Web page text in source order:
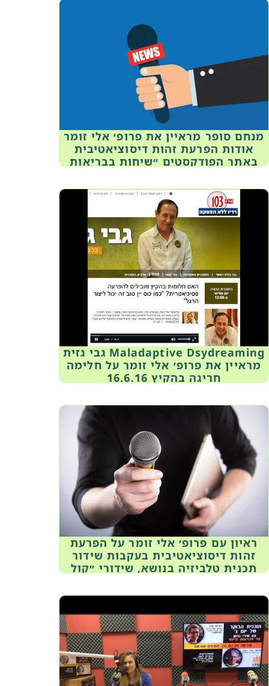
מנחם סופר מראיין את פרופ׳ אלי זומר
אודות הפרעת זהות דיסוציאטיבית
באתר הפודקסטים ״שיחות בבריאות
Maladaptive Dsydreaming גבי גזית
מראיין את פרופ׳ אלי זומר על חלימה
חריגה בהקיץ 16.6.16
ראיון עם פרופ׳ אלי זומר על הפרעת
זהות דיסוציאטיבית בעקבות שידור
תכנית טלביזיה בנושא, שידורי ״קול
במרץ, 2017